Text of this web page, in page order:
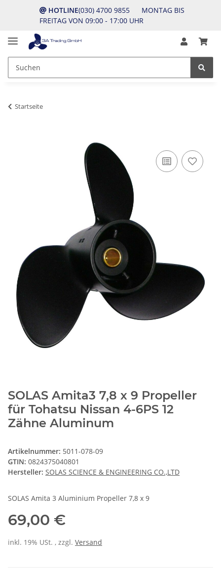
HOTLINE(030) 4700 9855 MONTAG BIS
FREITAG VON 09:00 - 17:00 UHR
Startseite
SOLAS Amita3 7,8 x 9 Propeller
für Tohatsu Nissan 4-6PS 12
Zähne Aluminum
Artikelnummer: 5011-078-09
GTIN: 0824375040801
Hersteller: SOLAS SCIENCE & ENGINEERING CO.,LTD
SOLAS Amita 3 Aluminium Propeller 7,8 x 9
69,00 €
inkl. 19% USt. , zzgl. Versand